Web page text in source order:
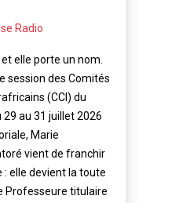
Radio
elle porte un nom.
session des Comités
(CCI) du
29 au 31 juillet 2026
Marie
vient de franchir
: elle devient la toute
Professeure titulaire